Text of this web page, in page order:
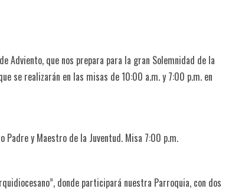
Adviento, que nos prepara para la gran Solemnidad de la
se realizarán en las misas de 10:00 a.m. y 7:00 p.m. en
Padre y Maestro de la Juventud. Misa 7:00 p.m.
donde participará nuestra Parroquia, con dos